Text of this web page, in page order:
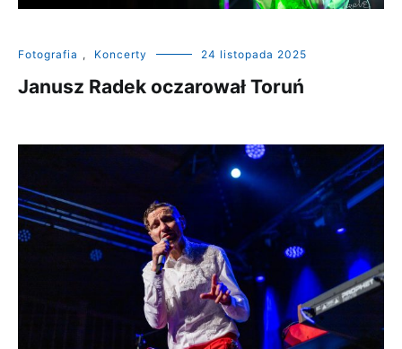
Fotografia , Koncerty 24 listopada 2025
Janusz Radek oczarował Toruń